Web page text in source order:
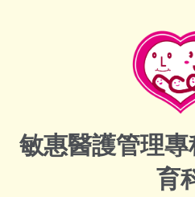
敏惠醫護管理
育